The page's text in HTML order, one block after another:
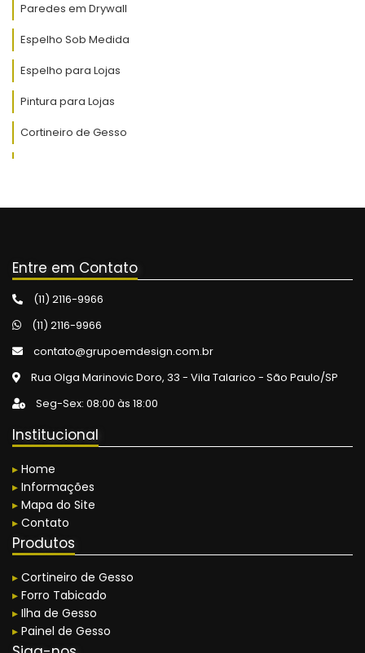
Paredes em Drywall
Espelho Sob Medida
Espelho para Lojas
Pintura para Lojas
Cortineiro de Gesso
Espelho para Apartamento
Forro Rebaixado em Gesso
Teto Rebaixado em Gesso
Nichos de Teto em Gesso
Nichos de Parede em Gesso
Paredes Decoradas em Gesso
Parede Divisória em Drywall
Iluminação para Residências
Iluminação para Consultórios
Box para Banheiro Sob Medida
Entre em Contato
(11) 2116-9966
(11) 2116-9966
contato@grupoemdesign.com.br
Rua Olga Marinovic Doro, 33 - Vila Talarico - São Paulo/SP
Seg-Sex: 08:00 às 18:00
Institucional
▸ Home
▸ Informações
▸ Mapa do Site
▸ Contato
Produtos
▸ Cortineiro de Gesso
▸ Forro Tabicado
▸ Ilha de Gesso
▸ Painel de Gesso